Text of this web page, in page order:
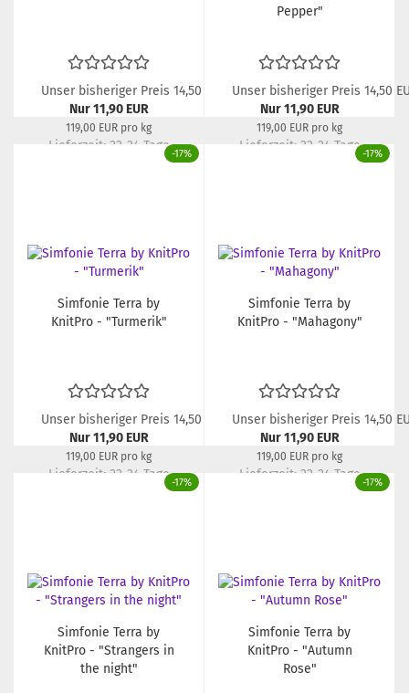
Unser bisheriger Preis 14,50 EUR
Nur 11,90 EUR
119,00 EUR pro kg
Lieferzeit: 22-24 Tage
Pepper"
Unser bisheriger Preis 14,50
Nur 11,90 EUR
119,00 EUR pro kg
Lieferzeit: 22-24 Tage
-17%
Simfonie Terra by
KnitPro - "Turmerik"
Unser bisheriger Preis 14,50 EUR
Nur 11,90 EUR
119,00 EUR pro kg
Lieferzeit: 22-24 Tage
-17%
Simfonie Terra by
KnitPro - "Mahagony"
Unser bisheriger Preis 14,50
Nur 11,90 EUR
119,00 EUR pro kg
Lieferzeit: 22-24 Tage
-17%
Simfonie Terra by
KnitPro - "Strangers in
the night"
-17%
Simfonie Terra by
KnitPro - "Autumn
Rose"